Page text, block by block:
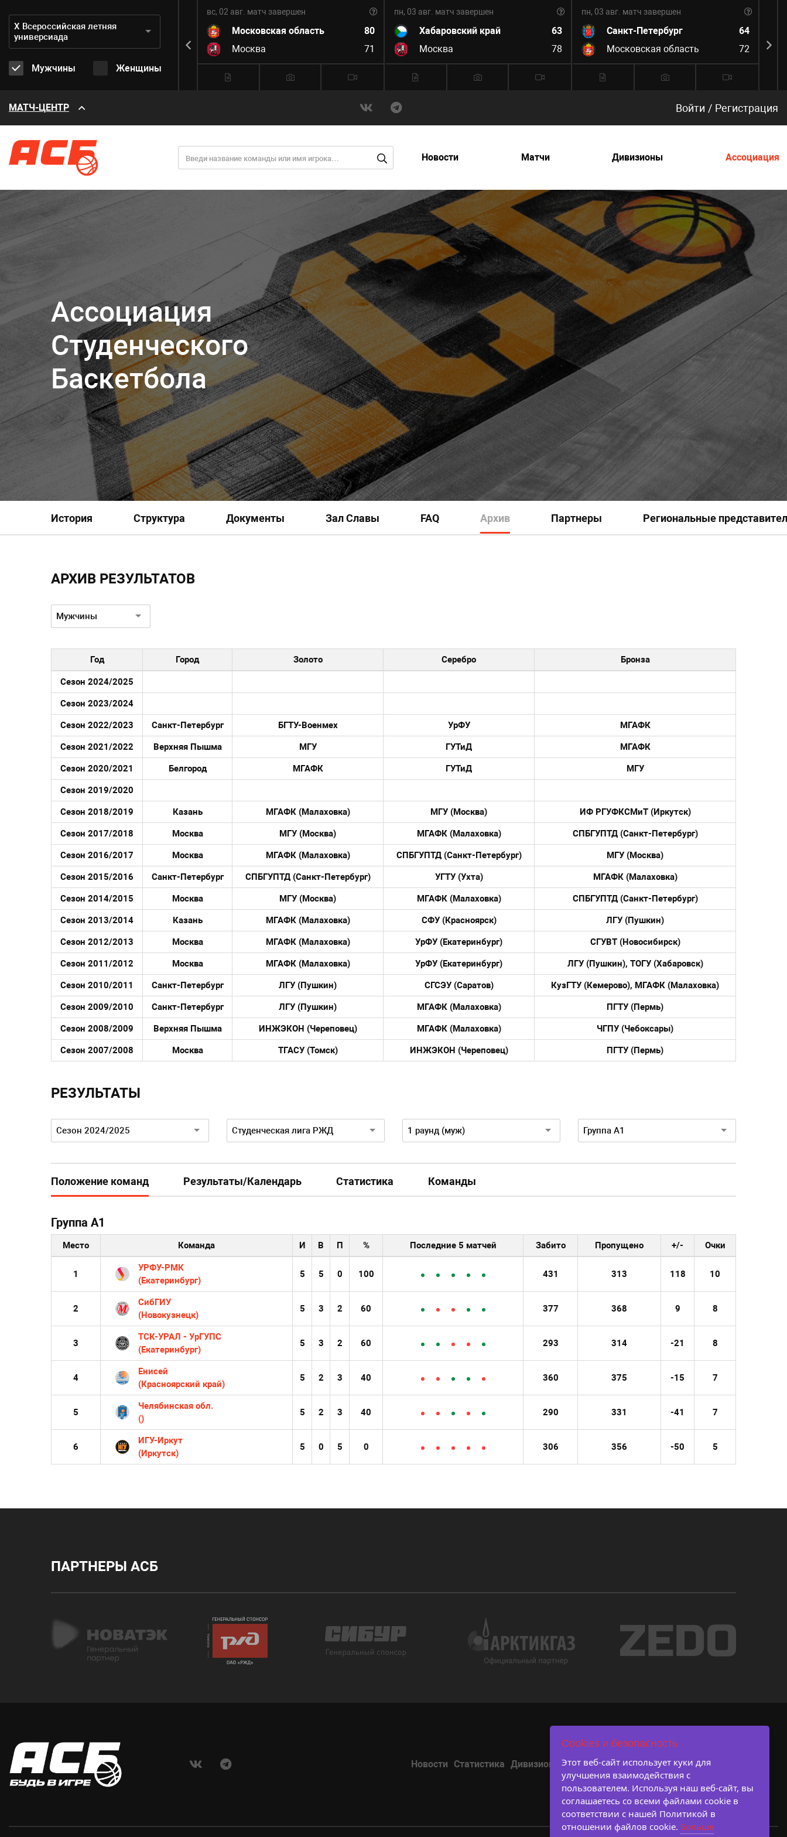
Дивизион:
Х Всероссийская летняя
универсиада
Мужчины Женщины
Хабаровский край
Санкт-Петербург
96
вс, 02 авг. матч завершен
Московская область
80
Москва
71
пн, 03 авг. матч завершен
Хабаровский край
63
Москва
78
пн, 03 авг. матч завершен
Санкт-Петербург
64
Московская область
72
МАТЧ-ЦЕНТР Войти / Регистрация
Новости Матчи Дивизионы Ассоциация
Ассоциация
Студенческого
Баскетбола
История Структура Документы Зал Славы FAQ Архив Партнеры Региональные
АРХИВ РЕЗУЛЬТАТОВ
Пол:
Мужчины
Год Город Золото Серебро Бронза
Сезон 2024/2025
Сезон 2023/2024
Сезон 2022/2023 Санкт-Петербург БГТУ-Военмех УрФУ МГАФК
Сезон 2021/2022 Верхняя Пышма МГУ ГУТиД МГАФК
Сезон 2020/2021 Белгород МГАФК ГУТиД МГУ
Сезон 2019/2020
Сезон 2018/2019 Казань МГАФК (Малаховка) МГУ (Москва) ИФ РГУФКСМиТ (Иркутск)
Сезон 2017/2018 Москва МГУ (Москва) МГАФК (Малаховка) СПБГУПТД (Санкт-Петербург)
Сезон 2016/2017 Москва МГАФК (Малаховка) СПБГУПТД (Санкт-Петербург) МГУ (Москва)
Сезон 2015/2016 Санкт-Петербург СПБГУПТД (Санкт-Петербург) УГТУ (Ухта) МГАФК (Малаховка)
Сезон 2014/2015 Москва МГУ (Москва) МГАФК (Малаховка) СПБГУПТД (Санкт-Петербург)
Сезон 2013/2014 Казань МГАФК (Малаховка) СФУ (Красноярск) ЛГУ (Пушкин)
Сезон 2012/2013 Москва МГАФК (Малаховка) УрФУ (Екатеринбург) СГУВТ (Новосибирск)
Сезон 2011/2012 Москва МГАФК (Малаховка) УрФУ (Екатеринбург) ЛГУ (Пушкин), ТОГУ (Хабаровск)
Сезон 2010/2011 Санкт-Петербург ЛГУ (Пушкин) СГСЭУ (Саратов) КузГТУ (Кемерово), МГАФК (Малаховка)
Сезон 2009/2010 Санкт-Петербург ЛГУ (Пушкин) МГАФК (Малаховка) ПГТУ (Пермь)
Сезон 2008/2009 Верхняя Пышма ИНЖЭКОН (Череповец) МГАФК (Малаховка) ЧГПУ (Чебоксары)
Сезон 2007/2008 Москва ТГАСУ (Томск) ИНЖЭКОН (Череповец) ПГТУ (Пермь)
РЕЗУЛЬТАТЫ
Сезон:
Сезон 2024/2025 Дивизион:
Студенческая лига РЖД Пол:
1 раунд (муж) Турнир:
Группа А1
Положение команд Результаты/Календарь Статистика Команды
Группа А1
Место Команда И В П % Последние 5 матчей Забито Пропущено +/- Очки
1
УРФУ-РМК
(Екатеринбург)
5 5 0 100 431 313 118 10
2
СибГИУ
(Новокузнецк)
5 3 2 60 377 368 9 8
3
ТСК-УРАЛ - УрГУПС
(Екатеринбург)
5 3 2 60 293 314 -21 8
4
Енисей
(Красноярский край)
5 2 3 40 360 375 -15 7
5
Челябинская обл.
()
5 2 3 40 290 331 -41 7
6
ИГУ-Иркут
(Иркутск)
5 0 5 0 306 356 -50 5
ПАРТНЕРЫ АСБ
Новости Статистика Дивизионы Галерея Ассоциация
соглашение
Cookies и безопасность
Этот веб-сайт использует куки для
улучшения взаимодействия с
пользователем. Используя наш веб-сайт, вы
соглашаетесь со всеми файлами cookie в
соответствии с нашей Политикой в ​​
отношении файлов cookie. Больше